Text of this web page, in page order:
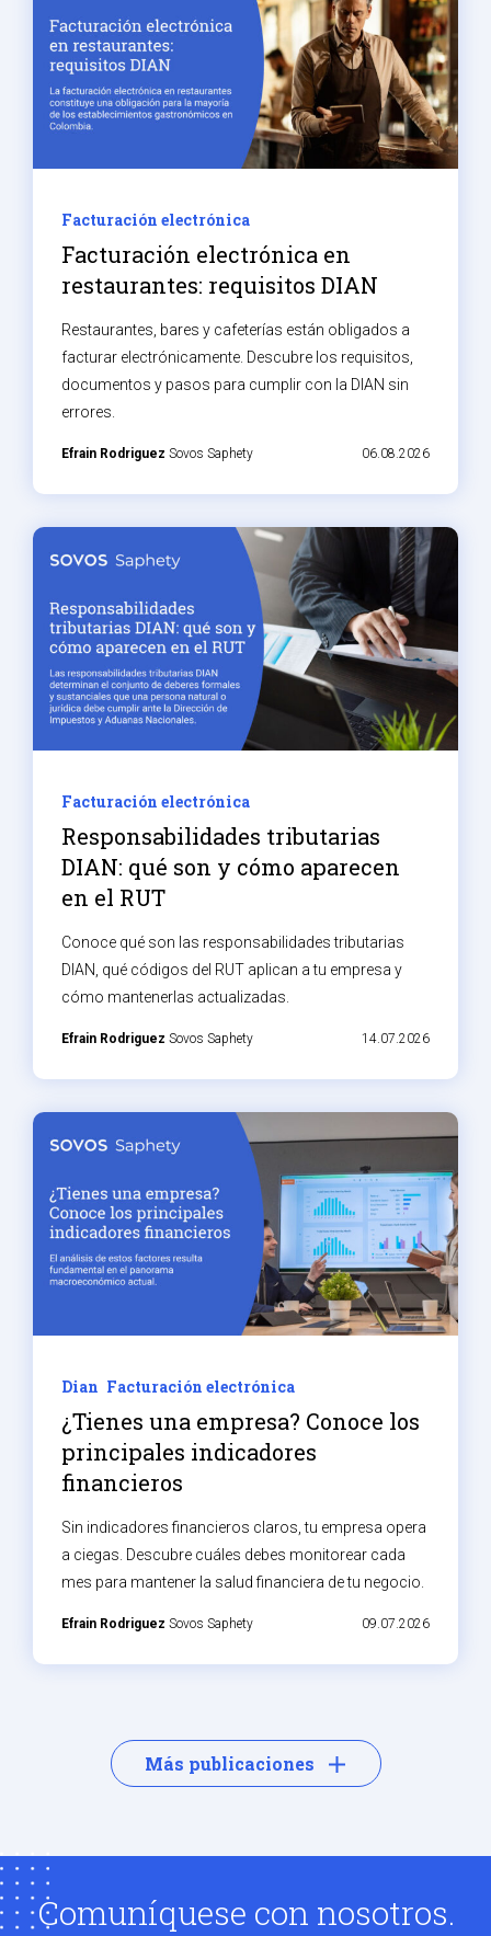
Facturación electrónica
Facturación electrónica en
restaurantes: requisitos DIAN
Restaurantes, bares y cafeterías están obligados a
facturar electrónicamente. Descubre los requisitos,
documentos y pasos para cumplir con la DIAN sin
errores.
Efrain Rodriguez Sovos Saphety 06.08.2026
Facturación electrónica
Responsabilidades tributarias
DIAN: qué son y cómo aparecen
en el RUT
Conoce qué son las responsabilidades tributarias
DIAN, qué códigos del RUT aplican a tu empresa y
cómo mantenerlas actualizadas.
Efrain Rodriguez Sovos Saphety 14.07.2026
Dian Facturación electrónica
¿Tienes una empresa? Conoce los
principales indicadores
financieros
Sin indicadores financieros claros, tu empresa opera
a ciegas. Descubre cuáles debes monitorear cada
mes para mantener la salud financiera de tu negocio.
Efrain Rodriguez Sovos Saphety 09.07.2026
Más publicaciones
Comuníquese con nosotros.